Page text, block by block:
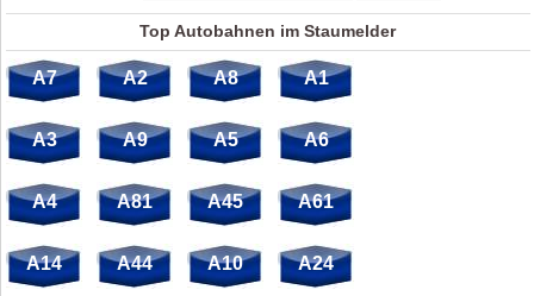
Top Autobahnen im Staumelder
A7 A2 A8 A1
A3 A9 A5 A6
A4 A81 A45 A61
A14 A44 A10 A24